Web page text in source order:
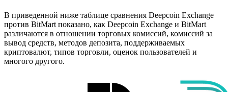
В приведенной ниже таблице сравнения Deepcoin Exchange
против BitMart показано, как Deepcoin Exchange и BitMart
различаются в отношении торговых комиссий, комиссий за
вывод средств, методов депозита, поддерживаемых
криптовалют, типов торговли, оценок пользователей и
многого другого.